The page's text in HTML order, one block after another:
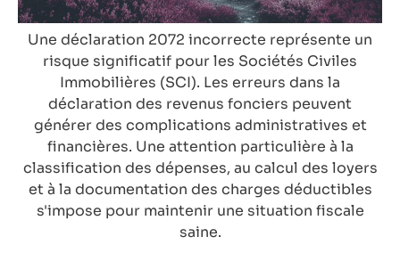
Une déclaration 2072 incorrecte représente un
risque significatif pour les Sociétés Civiles
Immobilières (SCI). Les erreurs dans la
déclaration des revenus fonciers peuvent
générer des complications administratives et
financières. Une attention particulière à la
classification des dépenses, au calcul des loyers
et à la documentation des charges déductibles
s'impose pour maintenir une situation fiscale
saine.